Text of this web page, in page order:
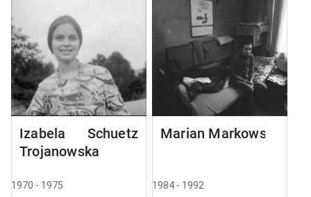
Izabela Schuetz
Trojanowska
1970 - 1975
Marian Markowski
1984 - 1992